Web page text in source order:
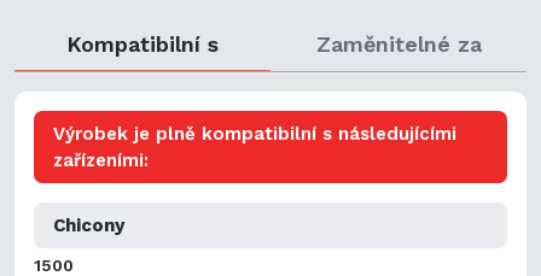
Kompatibilní s Zaměnitelné za
Výrobek je plně kompatibilní s následujícími
zařízeními:
Chicony
1500